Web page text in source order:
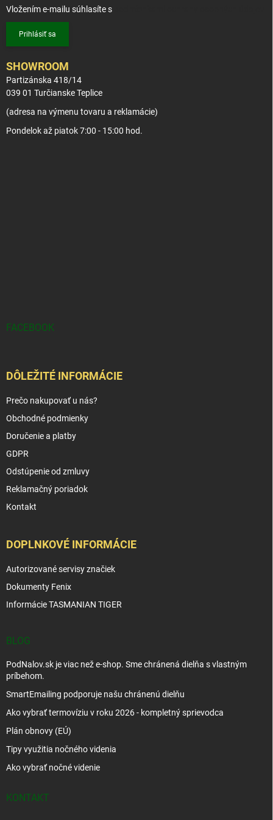
Vložením e-mailu súhlasíte s
Prihlásiť sa
SHOWROOM
Partizánska 418/14
039 01 Turčianske Teplice
(adresa na výmenu tovaru a reklamácie)
Pondelok až piatok 7:00 - 15:00 hod.
FACEBOOK
DÔLEŽITÉ INFORMÁCIE
Prečo nakupovať u nás?
Obchodné podmienky
Doručenie a platby
GDPR
Odstúpenie od zmluvy
Reklamačný poriadok
Kontakt
DOPLNKOVÉ INFORMÁCIE
Autorizované servisy značiek
Dokumenty Fenix
Informácie TASMANIAN TIGER
BLOG
PodNalov.sk je viac než e-shop. Sme chránená dielňa s vlastným
príbehom.
SmartEmailing podporuje našu chránenú dielňu
Ako vybrať termovíziu v roku 2026 - kompletný sprievodca
Plán obnovy (EÚ)
Tipy využitia nočného videnia
Ako vybrať nočné videnie
KONTAKT